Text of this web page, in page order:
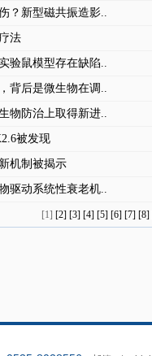
？新型磁共振造影..
法
验鼠模型存在缺陷..
背后是微生物在调..
物防治上取得新进..
被发现
机制被揭示
驱动系统性衰老机..
[1] [2] [3] [4] [5] [6] [7] [8]